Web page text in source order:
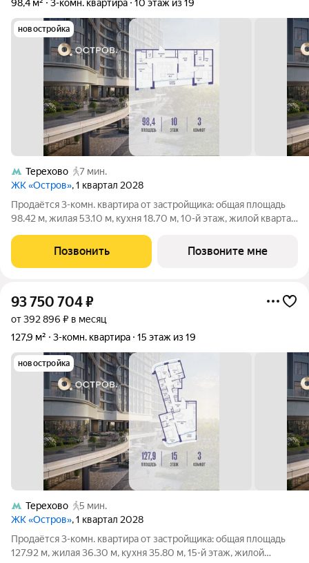
98,4 м²
3-комн. квартира 10 этаж из 19
новостройка
Терехово
7 мин.
ЖК «Остров», 1 квартал 2028
Продаётся 3-комн. квартира от застройщика: общая площадь
98.42 м, жилая 53.10 м, кухня 18.70 м, 10-й этаж, жилой квартал
года. 2 совмещенных санузла. В жилой зоне 2 больших окна на
одну
Позвонить Позвоните мне
93 750 704₽
от 392 896 ₽ в месяц
127,9 м²
3-комн. квартира 15 этаж из 19
новостройка
Терехово
5 мин.
ЖК «Остров», 1 квартал 2028
Продаётся 3-комн. квартира от застройщика: общая площадь
127.92 м, жилая 36.30 м, кухня 35.80 м, 15-й этаж, жилой